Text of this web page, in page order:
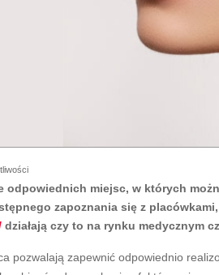
odpowiednich miejsc, w których
zapoznania się z
działają czy to na rynku medycznym
pozwalają zapewnić odpowiednio